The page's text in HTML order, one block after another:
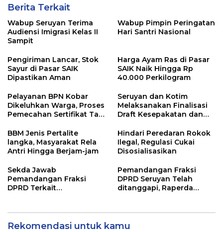
Berita Terkait
Wabup Seruyan Terima
Audiensi Imigrasi Kelas II
Sampit
Wabup Pimpin Peringatan
Hari Santri Nasional
Pengiriman Lancar, Stok
Sayur di Pasar SAIK
Dipastikan Aman
Harga Ayam Ras di Pasar
SAIK Naik Hingga Rp
40.000 Perkilogram
Pelayanan BPN Kobar
Dikeluhkan Warga, Proses
Pemecahan Sertifikat Tak
Seruyan dan Kotim
Melaksanakan Finalisasi
Draft Kesepakatan dan
BBM Jenis Pertalite
langka, Masyarakat Rela
Antri Hingga Berjam-jam
Hindari Peredaran Rokok
Ilegal, Regulasi Cukai
Disosialisasikan
Sekda Jawab
Pemandangan Fraksi
DPRD Terkait
2024
Pemandangan Fraksi
DPRD Seruyan Telah
ditanggapi, Raperda
Rekomendasi untuk kamu